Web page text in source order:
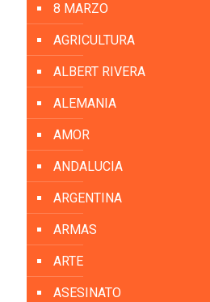
8 MARZO
AGRICULTURA
ALBERT RIVERA
ALEMANIA
AMOR
ANDALUCIA
ARGENTINA
ARMAS
ARTE
ASESINATO